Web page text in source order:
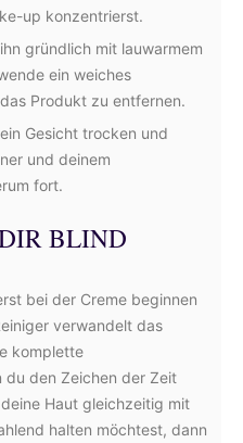
up konzentrierst.
gründlich mit lauwarmem
ein weiches
Produkt zu entfernen.
Gesicht trocken und
und deinem
fort.
BLIND
bei der Creme beginnen
verwandelt das
komplette
du den Zeichen der Zeit
Haut gleichzeitig mit
halten möchtest, dann